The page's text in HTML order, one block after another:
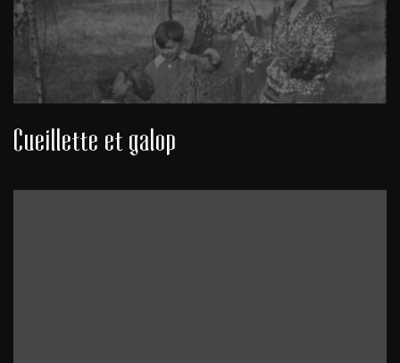
Cueillette et galop